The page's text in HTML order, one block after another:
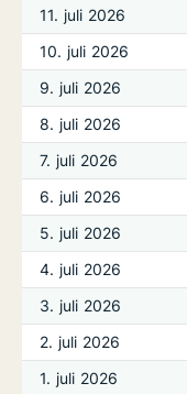
11. juli 2026
10. juli 2026
9. juli 2026
8. juli 2026
7. juli 2026
6. juli 2026
5. juli 2026
4. juli 2026
3. juli 2026
2. juli 2026
1. juli 2026